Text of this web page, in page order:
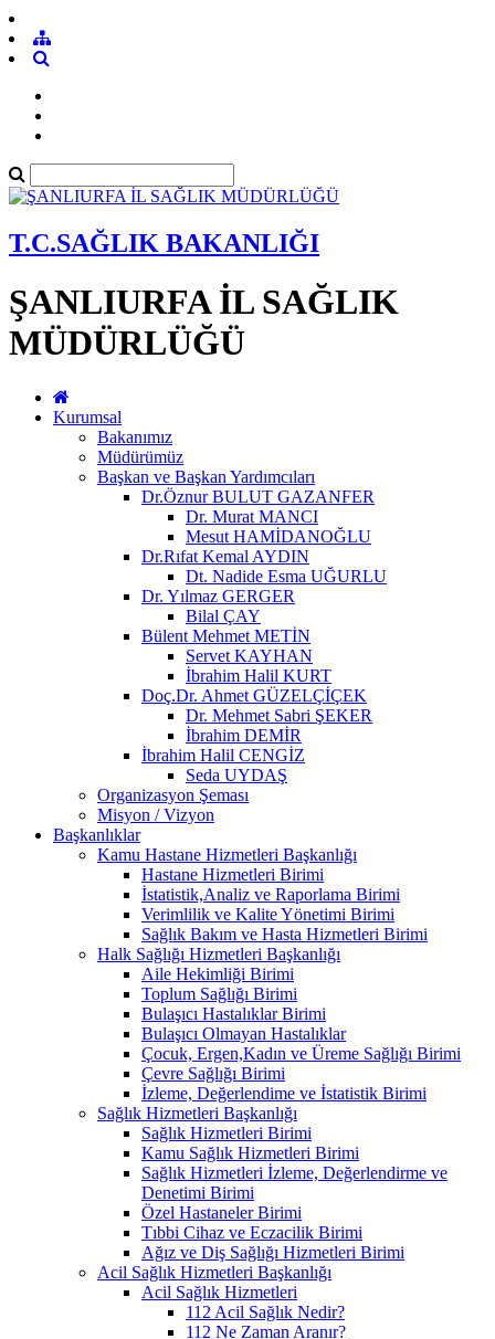
T.C.SAĞLIK BAKANLIĞI
ŞANLIURFA İL SAĞLIK
MÜDÜRLÜĞÜ
Kurumsal
Bakanımız
Müdürümüz
Başkan ve Başkan Yardımcıları
Dr.Öznur BULUT GAZANFER
Dr. Murat MANCI
Mesut HAMİDANOĞLU
Dr.Rıfat Kemal AYDIN
Dt. Nadide Esma UĞURLU
Dr. Yılmaz GERGER
Bilal ÇAY
Bülent Mehmet METİN
Servet KAYHAN
İbrahim Halil KURT
Doç.Dr. Ahmet GÜZELÇİÇEK
Dr. Mehmet Sabri ŞEKER
İbrahim DEMİR
İbrahim Halil CENGİZ
Seda UYDAŞ
Organizasyon Şeması
Misyon / Vizyon
Başkanlıklar
Kamu Hastane Hizmetleri Başkanlığı
Hastane Hizmetleri Birimi
İstatistik,Analiz ve Raporlama Birimi
Verimlilik ve Kalite Yönetimi Birimi
Sağlık Bakım ve Hasta Hizmetleri Birimi
Halk Sağlığı Hizmetleri Başkanlığı
Aile Hekimliği Birimi
Toplum Sağlığı Birimi
Bulaşıcı Hastalıklar Birimi
Bulaşıcı Olmayan Hastalıklar
Çocuk, Ergen,Kadın ve Üreme Sağlığı Birimi
Çevre Sağlığı Birimi
İzleme, Değerlendime ve İstatistik Birimi
Sağlık Hizmetleri Başkanlığı
Sağlık Hizmetleri Birimi
Kamu Sağlık Hizmetleri Birimi
Sağlık Hizmetleri İzleme, Değerlendirme ve
Denetimi Birimi
Özel Hastaneler Birimi
Tıbbi Cihaz ve Eczacilik Birimi
Ağız ve Diş Sağlığı Hizmetleri Birimi
Acil Sağlık Hizmetleri Başkanlığı
Acil Sağlık Hizmetleri
112 Acil Sağlık Nedir?
112 Ne Zaman Aranır?